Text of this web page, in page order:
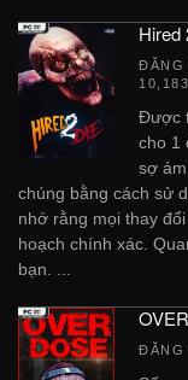
Hired
ĐĂNG
10,183
Được
cho 1
sợ
chúng bằng cách sử
nhớ rằng mọi thay
hoạch chính xác.
bạn. ...
ĐĂNG